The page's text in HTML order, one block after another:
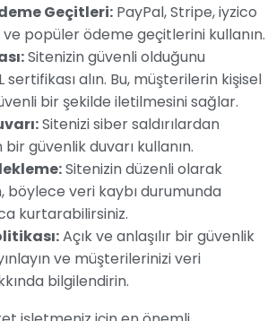
Geçitleri: PayPal, Stripe, iyzico
popüler ödeme geçitlerini kullanın.
Sitenizin güvenli olduğunu
sertifikası alın. Bu, müşterilerin kişisel
bir şekilde iletilmesini sağlar.
Sitenizi siber saldırılardan
güvenlik duvarı kullanın.
Sitenizin düzenli olarak
böylece veri kaybı durumunda
kurtarabilirsiniz.
Açık ve anlaşılır bir güvenlik
ve müşterilerinizi veri
bilgilendirin.